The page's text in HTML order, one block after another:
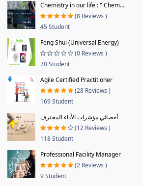
Chemistry in our life : " Chem...
(8 Reviews )
45 Student
Feng Shui (Universal Energy)
(0 Reviews )
70 Student
Agile Certified Practitioner
(28 Reviews )
169 Student
أخصائي مؤشرات الأداء المحترف
(12 Reviews )
118 Student
Professional Facility Manager
(2 Reviews )
9 Student